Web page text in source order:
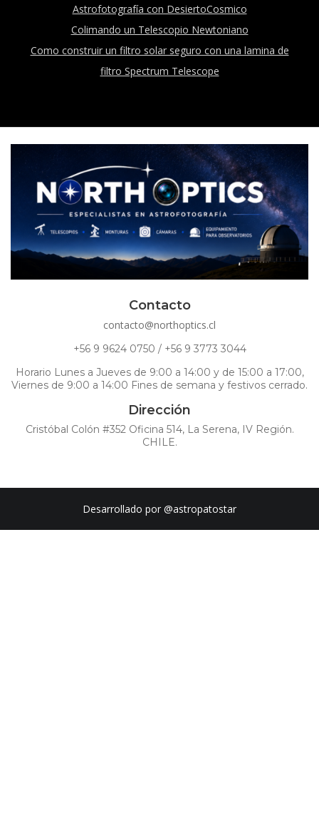
Astrofotografía con DesiertoCosmico
Colimando un Telescopio Newtoniano
Como construir un filtro solar seguro con una lamina de
filtro Spectrum Telescope
Contacto
contacto@northoptics.cl
+56 9 9624 0750 / +56 9 3773 3044
Horario Lunes a Jueves de 9:00 a 14:00 y de 15:00 a 17:00,
Viernes de 9:00 a 14:00 Fines de semana y festivos cerrado.
Dirección
Cristóbal Colón #352 Oficina 514, La Serena, IV Región.
CHILE.
Desarrollado por @astropatostar